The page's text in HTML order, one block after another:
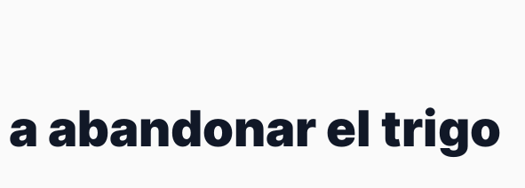
abandonar el trigo